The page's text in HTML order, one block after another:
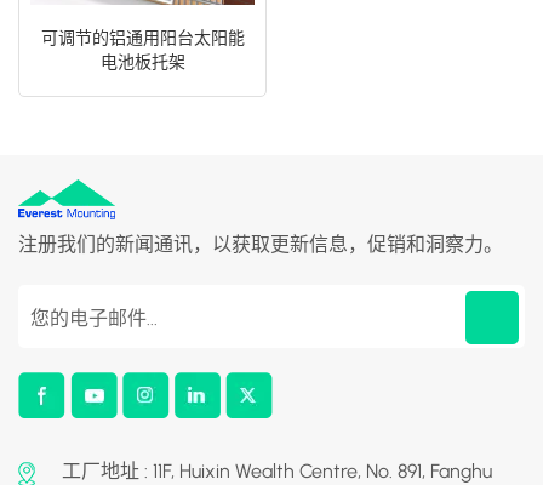
可调节的铝通用阳台太阳能
电池板托架
注册我们的新闻通讯，以获取更新信息，促销和洞察力。
工厂地址 : 11F, Huixin Wealth Centre, No. 891, Fanghu